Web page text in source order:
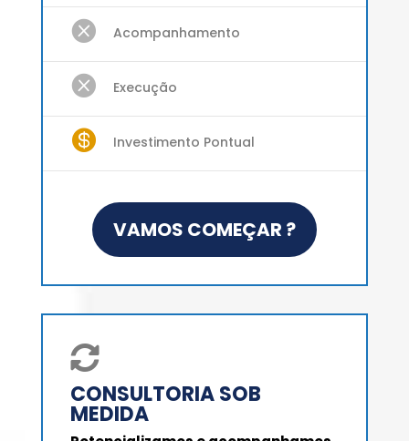
 Acompanhamento
 Execução
 Investimento Pontual
VAMOS COMEÇAR ?

CONSULTORIA SOB
MEDIDA